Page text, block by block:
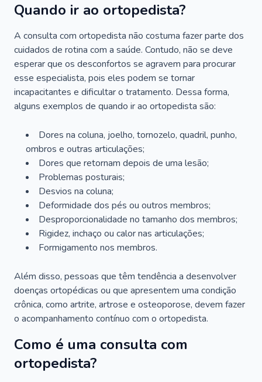
Quando ir ao ortopedista?
A consulta com ortopedista não costuma fazer parte dos
cuidados de rotina com a saúde. Contudo, não se deve
esperar que os desconfortos se agravem para procurar
esse especialista, pois eles podem se tornar
incapacitantes e dificultar o tratamento. Dessa forma,
alguns exemplos de quando ir ao ortopedista são:
Dores na coluna, joelho, tornozelo, quadril, punho,
ombros e outras articulações;
Dores que retornam depois de uma lesão;
Problemas posturais;
Desvios na coluna;
Deformidade dos pés ou outros membros;
Desproporcionalidade no tamanho dos membros;
Rigidez, inchaço ou calor nas articulações;
Formigamento nos membros.
Além disso, pessoas que têm tendência a desenvolver
doenças ortopédicas ou que apresentem uma condição
crônica, como artrite, artrose e osteoporose, devem fazer
o acompanhamento contínuo com o ortopedista.
Como é uma consulta com
ortopedista?